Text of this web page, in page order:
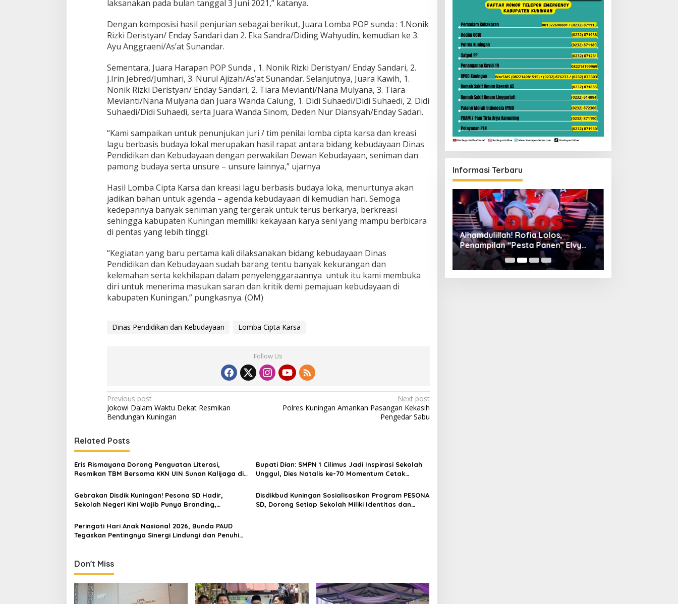
laksanakan pada bulan tanggal 3 Juni 2021,” katanya.
Dengan komposisi hasil penjurian sebagai berikut, Juara Lomba POP sunda : 1.Nonik
Rizki Deristyan/ Enday Sandari dan 2. Eka Sandra/Diding Wahyudin, kemudian ke 3.
Ayu Anggraeni/As’at Sunandar.
Sementara, Juara Harapan POP Sunda , 1. Nonik Rizki Deristyan/ Enday Sandari, 2.
J.Irin Jebred/Jumhari, 3. Nurul Ajizah/As’at Sunandar. Selanjutnya, Juara Kawih, 1.
Nonik Rizki Deristyan/ Enday Sandari, 2. Tiara Mevianti/Nana Mulyana, 3. Tiara
Mevianti/Nana Mulyana dan Juara Wanda Calung, 1. Didi Suhaedi/Didi Suhaedi, 2. Didi
Suhaedi/Didi Suhaedi, serta Juara Wanda Sinom, Deden Nur Diansyah/Enday Sadari.
“Kami sampaikan untuk penunjukan juri / tim penilai lomba cipta karsa dan kreasi
lagu berbasis budaya lokal merupakan hasil rapat antara bidang kebudayaan Dinas
Pendidikan dan Kebudayaan dengan perwakilan Dewan Kebudayaan, seniman dan
pamong budaya serta unsure – unsure lainnya,” ujarnya
Hasil Lomba Cipta Karsa dan kreasi lagu berbasis budaya loka, menurtunya akan
jadikan bahan untuk agenda – agenda kebudayaan di kemudian hari. Semoga
kedepannya banyak seniman yang tergerak untuk terus berkarya, berkreasi
sehingga kabupaten Kuningan memiliki kekayaan karya seni yang mampu berbicara
di pentas yang lebih tinggi.
“Kegiatan yang baru pertama kali dilaksanakan bidang kebudayaan Dinas
Pendidikan dan Kebudayaan sudah barang tentu banyak kekurangan dan
kelemahan serta kekhilapan dalam penyelenggaraannya untuk itu kami membuka
diri untuk menerima masukan saran dan kritik demi pemajuan kebudayaan di
kabupaten Kuningan,” pungkasnya. (OM)
Dinas Pendidikan dan Kebudayaan Lomba Cipta Karsa
Follow Us
Post
navigation
Previous post
Jokowi Dalam Waktu Dekat Resmikan
Bendungan Kuningan
Next post
Polres Kuningan Amankan Pasangan Kekasih
Pengedar Sabu
Related Posts
Eris Rismayana Dorong Penguatan Literasi,
Resmikan TBM Bersama KKN UIN Sunan Kalijaga di
Bupati Dian: SMPN 1 Cilimus Jadi Inspirasi Sekolah
Unggul, Dies Natalis ke-70 Momentum Cetak
Gebrakan Disdik Kuningan! Pesona SD Hadir,
Sekolah Negeri Kini Wajib Punya Branding,
Disdikbud Kuningan Sosialisasikan Program PESONA
SD, Dorong Setiap Sekolah Miliki Identitas dan
Peringati Hari Anak Nasional 2026, Bunda PAUD
Tegaskan Pentingnya Sinergi Lindungi dan Penuhi
Don't Miss
Informasi Terbaru
Inovasi Penyiaran Digital
Alhamdulillah! Rofia Lolos,
Penampilan “Pesta Panen” Elvy
Sukaesih Berbuah Manis